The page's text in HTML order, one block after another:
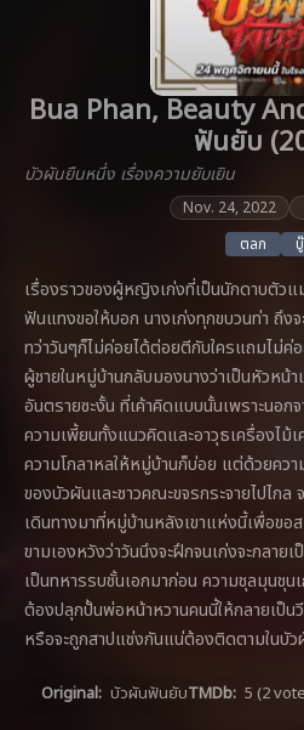
Bua Phan, Beauty
ฟันยับ
บัวผันยืนหนึ่ง เรื่องความยับเยิน
Nov. 24, 2022
ตลก
บู๊
เรื่องราวของผู้หญิงเก่งที่เป็นนักดาบตัว
ฟันแทงขอให้บอก นางเก่งทุกขบวนท่า ถึง
ทว่าวันๆก็ไม่ค่อยได้ต่อยตีกับใครแถมไม่ค่
ผู้ชายในหมู่บ้านกลับมองนางว่าเป็นหัวห
อันตรายซะงั้น ที่เค้าคิดแบบนั้นเพราะนอก
ความเพี้ยนทั้งแนวคิดและอาวุธเครื่องไม้
ความโกลาหลให้หมู่บ้านก็บ่อย แต่ด้วยควา
ของบัวผันและชาวคณะขจรกระจายไปไกล
เดินทางมาที่หมู่บ้านหลังเขาแห่งนี้เพื่อขอ
ขามเองหวังว่าวันนึงจะฝึกจนเก่งจะกลาย
เป็นทหารรบชั้นเอกมาก่อน ความชุลมุนชุ
ต้องปลุกปั้นพ่อหน้าหวานคนนี้ให้กลายเป็น
หรือจะถูกสาปแช่งกันแน่ต้องติดตามในบั
Original: บัวผันฟันยับTMDb: 5 (2